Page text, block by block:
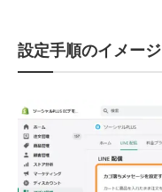
設定手順のイメージ